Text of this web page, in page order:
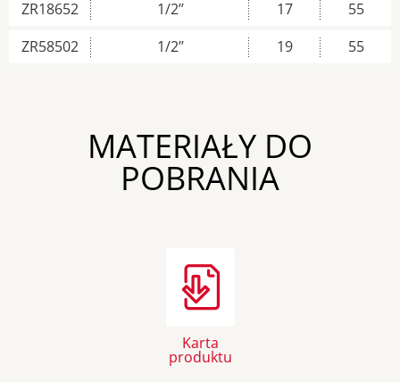
ZR18652
1/2’’ 17
55
ZR58502
1/2’’ 19 55
MATERIAŁY DO
POBRANIA
Karta
produktu